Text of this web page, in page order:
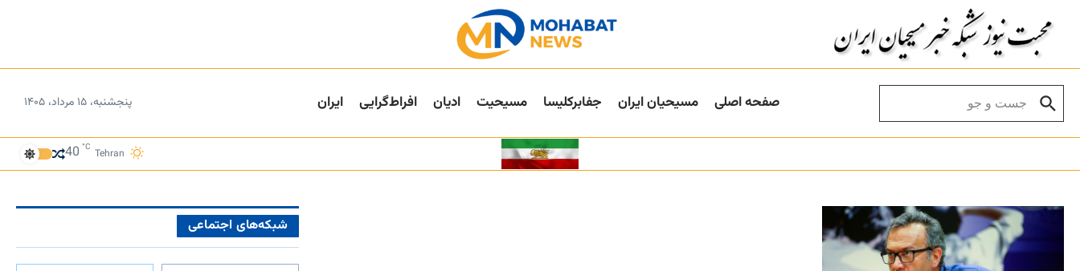
صفحه اصلی مسیحیان ایران جفا‌بر‌کلیسا مسیحیت ادیان افراط‌گرایی ایران پنجشنبه، ۱۵ مرداد، ۱۴۰۵
Tehran
40 °C
شبکه‌های اجتماعی